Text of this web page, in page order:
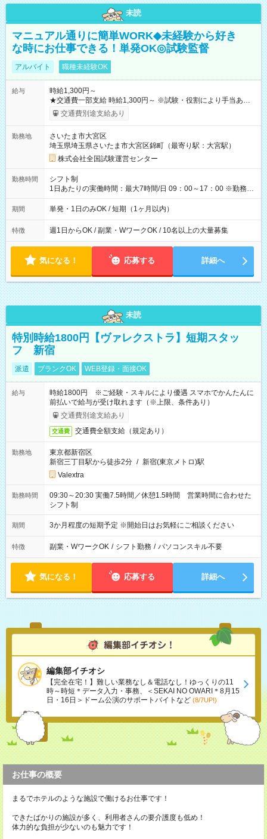
未読
マニュアル通りに簡単WORK◆未経験から好き
な時にお仕事できる！単発OK◎試験監督
アルバイト 職種未経験OK
給与
時給1,300円～
★交通費一部支給 時給1,300円～ ※試験・役割により手当あり
※勤務回数により昇給あり 【即給（前払い）オプションあ
り！】 希望される場合、勤務から1週間ほどで給与の一部を受け
例】 ・河合塾模擬試験 8:30～17:30（休憩1時間） 時給1,300円
×8時間＝日収10,400円＋交通費 ※当日の役割により時給＋100
円の場合あり ・国家試験 7:00～13:30（休憩なし） 時給1,300
円（役割手当＋100円）×6時間＝日収8,400円＋交通費 【試用期
間】試用期間なし
交通費別途支給あり
勤務地
さいたま市大宮区
埼玉県埼玉県さいたま市大宮区錦町（最寄り駅：大宮駅）
株式会社全国試験運営センター
勤務時間
シフト制
1日あたりの実働時間：最大7時間/日 09：00～17：00 ※勤務時
間は 試験により異なります。
期間 単発・1日のみOK / 短期（1ヶ月以内）
特徴 週1日からOK / 副業・WワークOK / 10名以上の大量募集
気になる！ 応募する 詳細へ
未読
特別時給1800円【ヴァレクストラ】短期スタッ
フ 新宿
派遣 ブランクOK WEB登録・面接OK
給与
時給1800円 ※ご経験・スキルにより優遇 スマホでかんたんに
前払いで給与が受け取れます（※上限、条件あり）
交通費別途支給あり
交通費 交通費全額支給（規定あり）
勤務地
東京都新宿区
新宿三丁目駅から徒歩2分 / 新宿(東京メトロ)駅
Valextra
勤務時間
09:30～20:30 実働7.5時間／休憩1.5時間 営業時間に合わせた
シフト制
期間 3か月程度の短期予定 ※開始日はお気軽にご相談ください
特徴 副業・WワークOK / シフト勤務 / パソコンスキル不要
気になる！ 応募する 詳細へ
編集部イチオシ
【完全在宅！】難しい業務なし＆電話なし！ゆっくりの11
時～時短＊データ入力・事務、＜SEKAI NO OWARI＊8月15
日・16日＞ドーム公演のサポートバイトなど (8/7UP!)
お仕事の概要
まるでホテルのような施設で働けるお仕事です！
できたばかりの施設が多く、利用者さんの要介護度も低め！
体力的な負担が少ないのも魅力です！